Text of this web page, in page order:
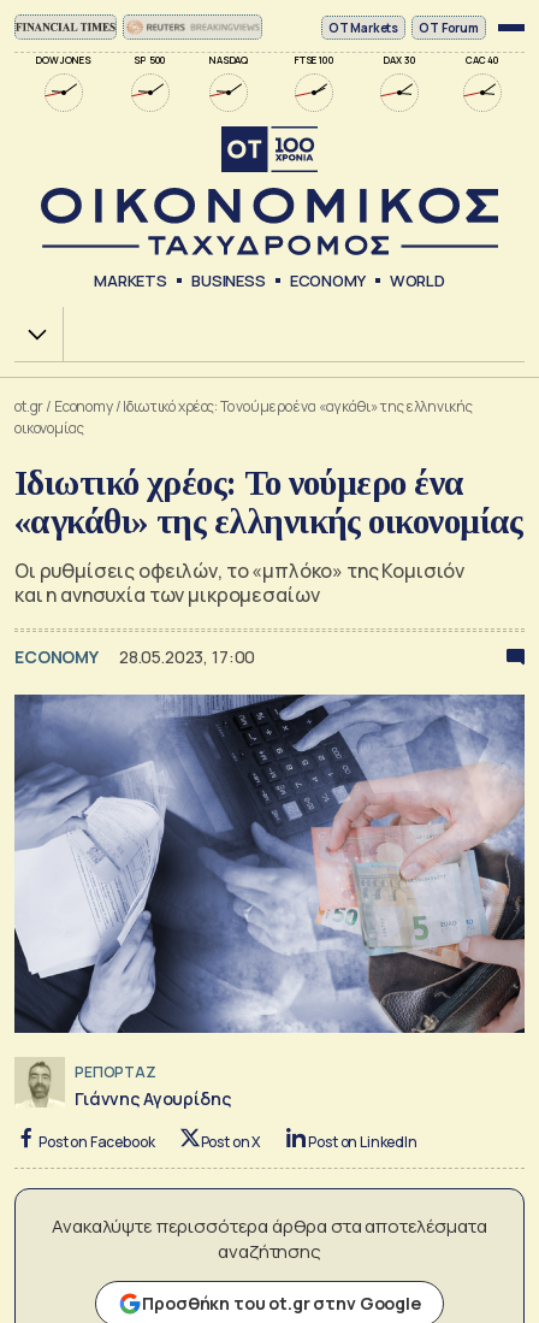
DOW JONES SP 500 NASDAQ FTSE 100 DAX 30 CAC 40
ΟΤ Markets OT Forum
MARKETS BUSINESS ECONOMY WORLD
Χ.Α.
ot.gr/ Economy/Ιδιωτικό χρέος: Το νούμερο ένα «αγκάθι» της ελληνικής
οικονομίας
Ιδιωτικό χρέος: Το νούμερο ένα
«αγκάθι» της ελληνικής οικονομίας
Οι ρυθμίσεις οφειλών, το «μπλόκο» της Κομισιόν
και η ανησυχία των μικρομεσαίων
ECONOMY 28.05.2023, 17:00
ΡΕΠΟΡΤΑΖ
Γιάννης Αγουρίδης
Post on Facebook Post on X Post on LinkedIn
Ανακαλύψτε περισσότερα άρθρα στα αποτελέσματα
αναζήτησης
Προσθήκη του ot.gr στην Google